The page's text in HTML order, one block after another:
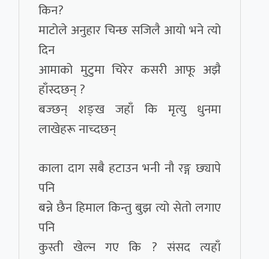
किन?
माटोले अनुहार चिन्छ सजिलै आयो भने त्यो
दिन
आमाको मुटुमा चिरेर कसरी आफू अझै
हाँस्दछन् ?
बज्छन् शङ्ख जहाँ कि मृत्यु धुनमा
लाखेहरू नाच्दछन्
काला दाग सबै हटाउन भनी नौ रङ्ग छ्यापे
पनि
बन्ने छैन हिमाल किन्तु बुझ त्यो सेतो लगाए
पनि
कुस्ती खेल्न गए कि ? संसद त्यहाँ